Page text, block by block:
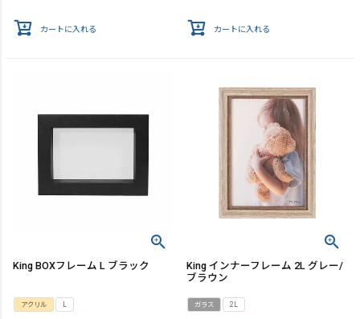
カートに入れる カートに入れる
King BOXフレーム L ブラック
アクリル L
King インナーフレーム 2L グレー/
ブラウン
ガラス 2L